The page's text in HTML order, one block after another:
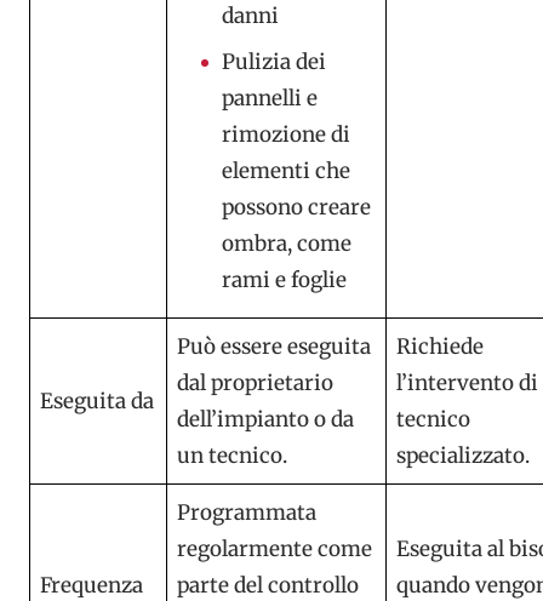
danni
Pulizia dei
pannelli e
rimozione di
elementi che
possono creare
ombra, come
rami e foglie
Eseguita da
Può essere eseguita
dal proprietario
dell’impianto o da
un tecnico.
Richiede
l’intervento di
tecnico
specializzato.
Frequenza
Programmata
regolarmente come
parte del controllo
Eseguita al
quando